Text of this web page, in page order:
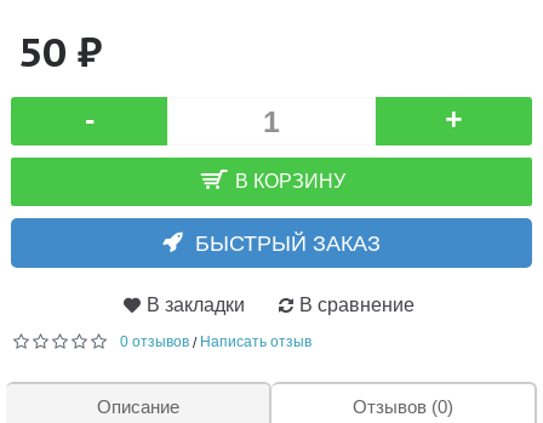
50 ₽
- +
В КОРЗИНУ
БЫСТРЫЙ ЗАКАЗ
В закладки В сравнение
0 отзывов / Написать отзыв
Описание Отзывов (0)